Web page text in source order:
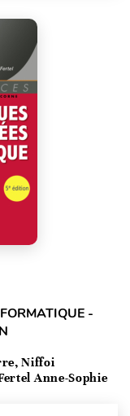
-
Niffoi
Anne-Sophie